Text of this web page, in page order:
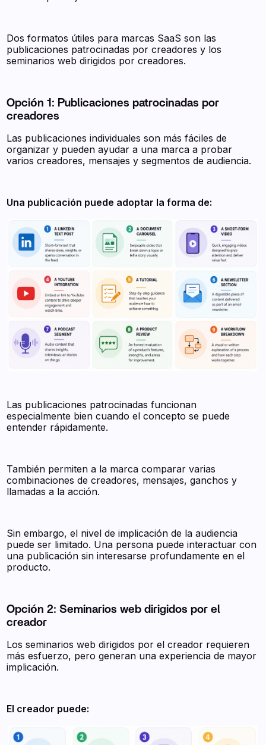
Dos formatos útiles para marcas SaaS son las
publicaciones patrocinadas por creadores y los
seminarios web dirigidos por creadores.
Opción 1: Publicaciones patrocinadas por
creadores
Las publicaciones individuales son más fáciles de
organizar y pueden ayudar a una marca a probar
varios creadores, mensajes y segmentos de audiencia.
Una publicación puede adoptar la forma de:
Las publicaciones patrocinadas funcionan
especialmente bien cuando el concepto se puede
entender rápidamente.
También permiten a la marca comparar varias
combinaciones de creadores, mensajes, ganchos y
llamadas a la acción.
Sin embargo, el nivel de implicación de la audiencia
puede ser limitado. Una persona puede interactuar con
una publicación sin interesarse profundamente en el
producto.
Opción 2: Seminarios web dirigidos por el
creador
Los seminarios web dirigidos por el creador requieren
más esfuerzo, pero generan una experiencia de mayor
implicación.
El creador puede: